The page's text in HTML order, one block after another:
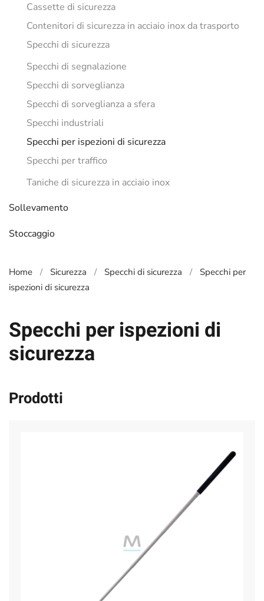
Cassette di sicurezza
Contenitori di sicurezza in acciaio inox da trasporto
Specchi di sicurezza
Specchi di segnalazione
Specchi di sorveglianza
Specchi di sorveglianza a sfera
Specchi industriali
Specchi per ispezioni di sicurezza
Specchi per traffico
Taniche di sicurezza in acciaio inox
Sollevamento
Stoccaggio
Home Sicurezza Specchi di sicurezza
Specchi per
ispezioni di sicurezza
Specchi per ispezioni di
sicurezza
Prodotti